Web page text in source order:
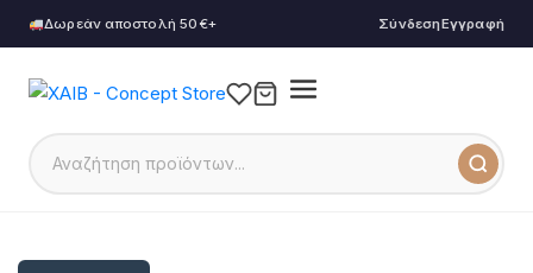
Δωρεάν αποστολή 50€+ ΣύνδεσηΕγγραφή